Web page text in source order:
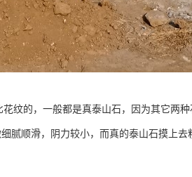
纹的，一般都是真泰山石，因为其它两种
腻顺滑，阴力较小，而真的泰山石摸上去